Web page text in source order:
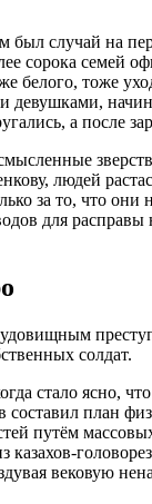
случай на
сорока семей
белого, тоже
девушками,
а после
людей
за то, что они
для расправы
солдат.
стало ясно,
составил план
путём
казахов-
вековую